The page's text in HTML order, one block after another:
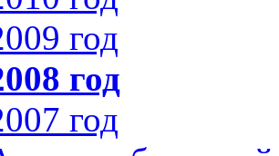
год
год
год